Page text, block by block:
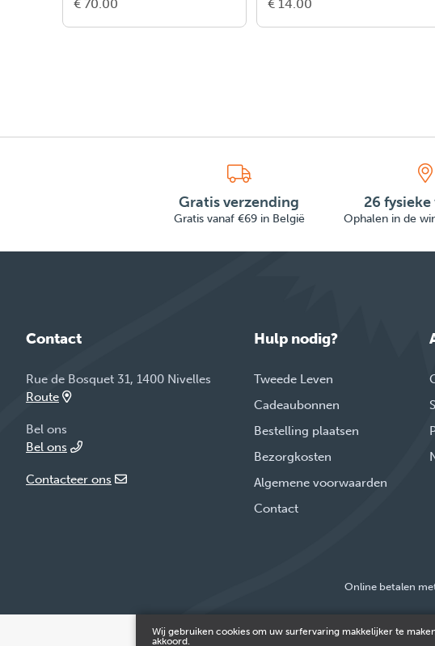
Gratis verzending
Gratis vanaf €69 in België
26
Ophalen in de
Contact
Rue de Bosquet 31, 1400 Nivelles
Route
Bel ons
Bel ons
Contacteer ons
Hulp nodig?
Tweede Leven
Cadeaubonnen
Bestelling plaatsen
Bezorgkosten
Algemene voorwaarden
Contact
Online betalen
© 2026 FOX
Wij gebruiken cookies om uw surfervaring makkelijker te
akkoord.